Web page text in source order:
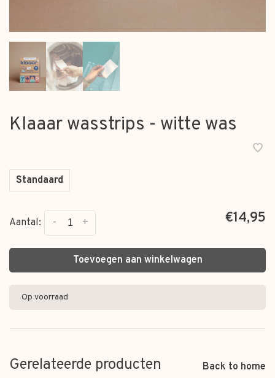
Klaaar wasstrips - witte was
Standaard
Aantal: +
- €14,95
Toevoegen aan winkelwagen
Op voorraad
Gerelateerde producten Back to home